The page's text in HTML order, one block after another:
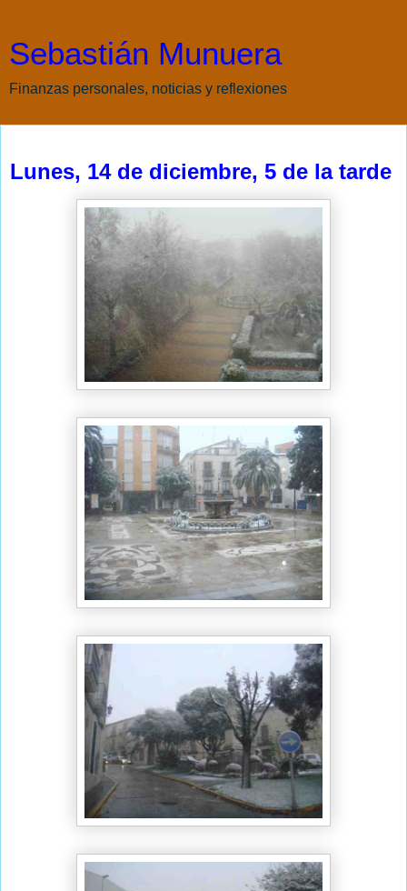
Sebastián Munuera
Finanzas personales, noticias y reflexiones
Lunes, 14 de diciembre, 5 de la tarde